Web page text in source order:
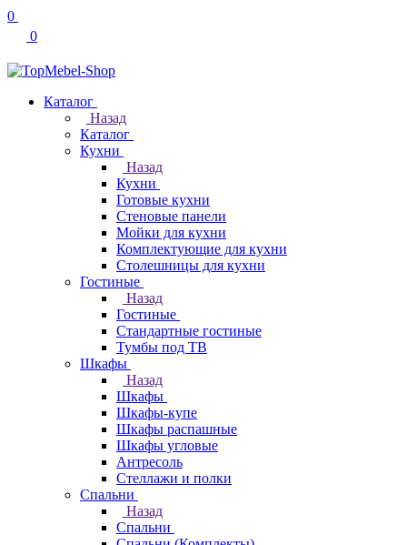
0
0
Каталог
Назад
Каталог
Кухни
Назад
Кухни
Готовые кухни
Стеновые панели
Мойки для кухни
Комплектующие для кухни
Столешницы для кухни
Гостиные
Назад
Гостиные
Стандартные гостиные
Тумбы под ТВ
Шкафы
Назад
Шкафы
Шкафы-купе
Шкафы распашные
Шкафы угловые
Антресоль
Стеллажи и полки
Спальни
Назад
Спальни